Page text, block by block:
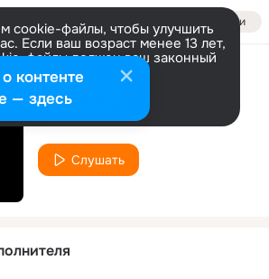
Войти
cookie-файлы, чтобы улучшить
Если ваш возраст менее 13 лет,
файлы должен ваш законный
Больше информации
Настроить
Фабрика слов
Саша Белый
Слушать
контенте
— здесь